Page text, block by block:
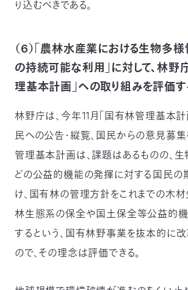
り込むべきである。
（6）「農林水産業における生物多
の持続可能な利用」に対して、林野
理基本計画」への取り組みを評価す
林野庁は、今年11月「国有林管理基本計
民への公告・縦覧、国民からの意見募集
管理基本計画は、課題はあるものの、
どの公益的機能の発揮に対する国民の
け、国有林の管理方針をこれまでの木
林生態系の保全や国土保全等公益的
するという、国有林野事業を抜本的に改
ので、その理念は評価できる。